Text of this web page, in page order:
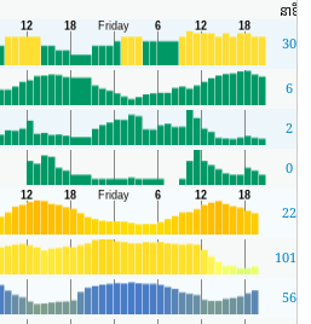
នាទី
30
6
2
0
22
1014
56